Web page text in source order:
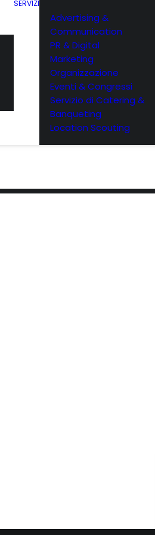
SERVIZI
Advertising &
Communication
PR & Digital
Marketing
Organizzazione
Eventi & Congressi
Servizio di Catering &
Banqueting
Location Scouting